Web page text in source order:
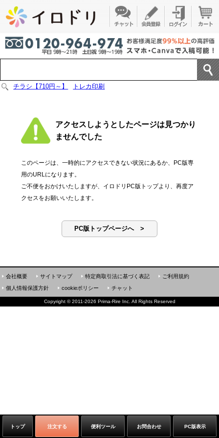
チラシ【710円～】 トレカ印刷
アクセスしようとしたページは見つかり
ませんでした
このページは、一時的にアクセスできない状況にあるか、PC版専
用のURLになります。
ご不便をおかけいたしますが、イロドリPC版トップより、再度ア
クセスをお願いいたします。
PC版トップページへ >
トップ 注文する 便利ツール お問合わせ PC版表示
会社概要 サイトマップ 特定商取引法に基づく表記
ご利用規約
個人情報保護方針
cookieポリシー チャット
Copyright ©2011-2026 Prima-Rire Inc. All Rights Reserved